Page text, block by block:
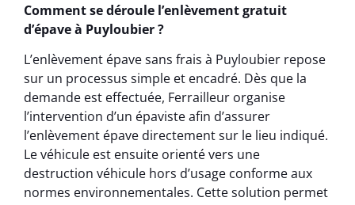
Comment se déroule l’enlèvement gratuit
d’épave à Puyloubier ?
L’enlèvement épave sans frais à Puyloubier repose
sur un processus simple et encadré. Dès que la
demande est effectuée, Ferrailleur organise
l’intervention d’un épaviste afin d’assurer
l’enlèvement épave directement sur le lieu indiqué.
Le véhicule est ensuite orienté vers une
destruction véhicule hors d’usage conforme aux
normes environnementales. Cette solution permet